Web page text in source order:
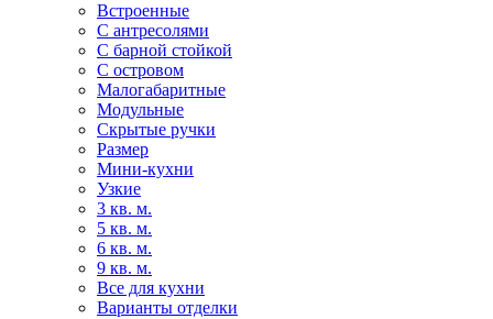
Встроенные
С антресолями
С барной стойкой
С островом
Малогабаритные
Модульные
Скрытые ручки
Размер
Мини-кухни
Узкие
3 кв. м.
5 кв. м.
6 кв. м.
9 кв. м.
Все для кухни
Варианты отделки